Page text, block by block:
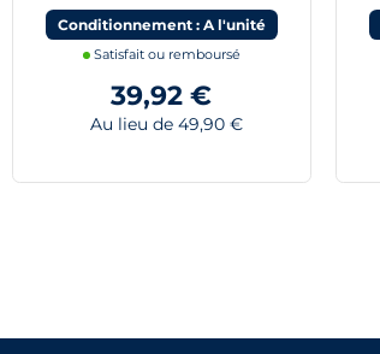
Conditionnement : A l'unité
Satisfait ou remboursé
39,92 €
Au lieu de 49,90 €